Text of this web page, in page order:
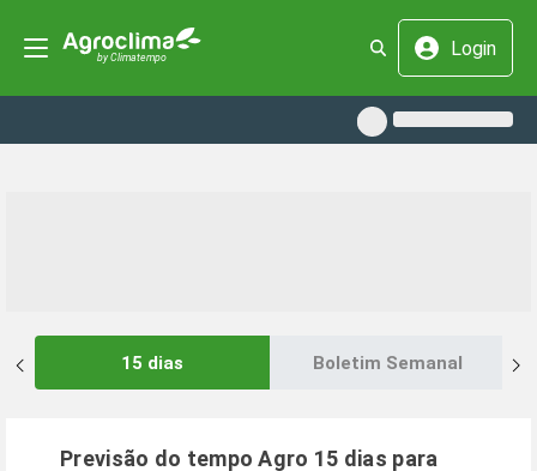
Login
15 dias Boletim Semanal
Previsão do tempo Agro 15 dias para